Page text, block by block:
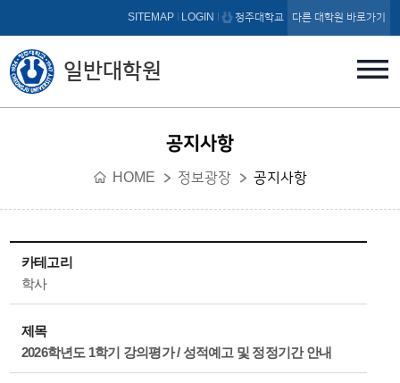
본문 바로가기
일반대학원
SITEMAP LOGIN 청주대학교 다른 대학원 바로가기
공지사항
HOME 정보광장 공지사항
카테고리
학사
제목
2026학년도 1학기 강의평가 / 성적예고 및 정정기간 안내